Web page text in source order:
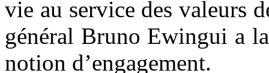
vie au service des valeurs
général Bruno Ewingui a
notion d’engagement.